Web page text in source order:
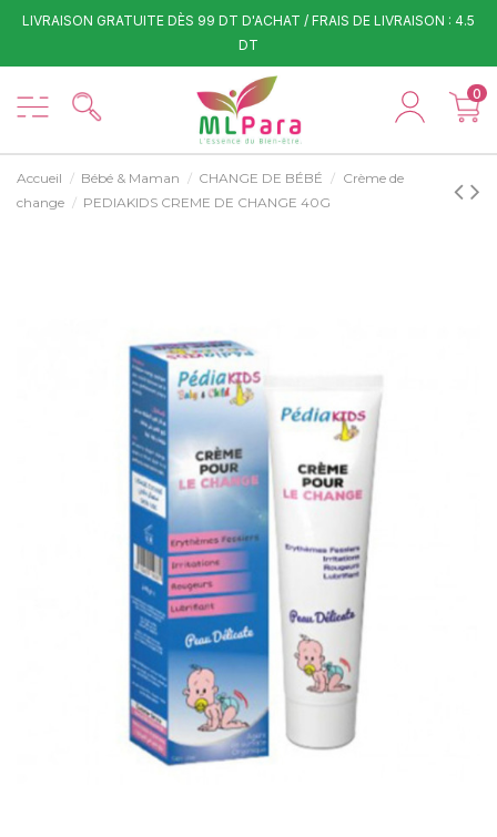
LIVRAISON GRATUITE DÈS 99 DT D'ACHAT / FRAIS DE LIVRAISON : 4.5
DT
0
Accueil Bébé & Maman CHANGE DE BÉBÉ
Crème de
change
PEDIAKIDS CREME DE CHANGE 40G